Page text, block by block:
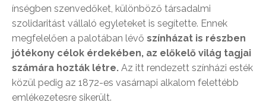
ínségben szenvedőket, különböző társadalmi
szolidaritást vállaló egyleteket is segítette. Ennek
megfelelően a palotában lévő színházat is részben
jótékony célok érdekében, az előkelő világ tagjai
számára hozták létre. Az itt rendezett színházi esték
közül pedig az 1872-es vasárnapi alkalom felettébb
emlékezetesre sikerült.